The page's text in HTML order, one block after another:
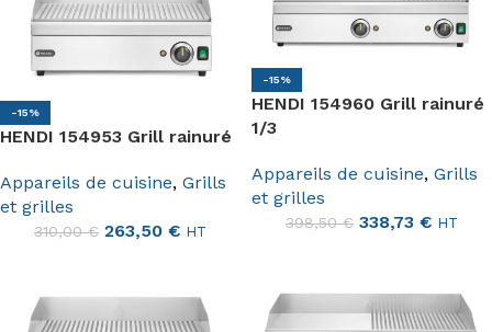
-15%
HENDI 154953 Grill rainuré
Appareils de cuisine, Grills
et grilles
310,00€ 263,50 € HT
-15%
HENDI 154960 Grill rainuré
1/3
Appareils de cuisine, Grills
et grilles
398,50€ 338,73 € HT